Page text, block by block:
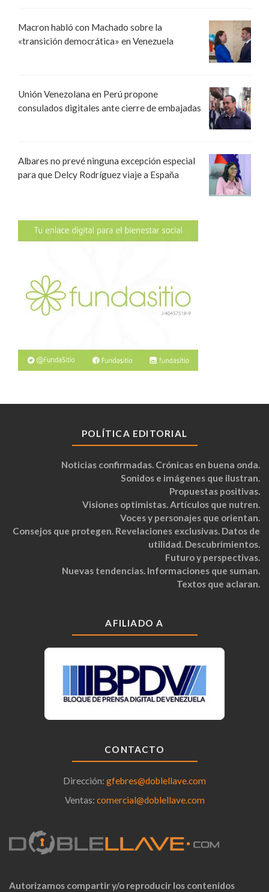
Macron habló con Machado sobre la
«transición democrática» en Venezuela
Unión Venezolana en Perú propone
consulados digitales ante cierre de embajadas
Albares no prevé ninguna excepción especial
para que Delcy Rodríguez viaje a España
POLÍTICA EDITORIAL
Noticias confirmadas. Crónicas en buena onda.
Sonidos e imágenes que ilustran.
Propuestas positivas.
Visiones optimistas. Artículos que nutren.
Voces y personajes que orientan.
Consejos que protegen. Revelaciones exclusivas. Datos de
utilidad. Descubrimientos.
Futuro y perspectivas.
Nuevas tendencias. Informaciones que suman.
Textos que aclaran.
AFILIADO A
CONTACTO
Dirección: gfebres@doblellave.com
Ventas: comercial@doblellave.com
Autorizamos compartir y/o reproducir los contenidos